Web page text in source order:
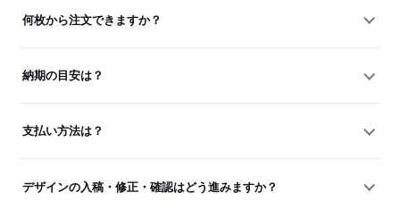
何枚から注文できますか？
納期の目安は？
支払い方法は？
デザインの入稿・修正・確認はどう進みますか？